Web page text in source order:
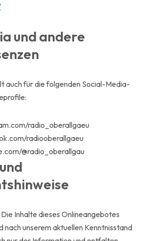
und andere
auch für die folgenden Social-Media-
radio_oberallgaeu
radiooberallgaeu
@radio_oberallgau
Inhalte dieses Onlineangebotes
nach unserem aktuellen Kenntnisstand